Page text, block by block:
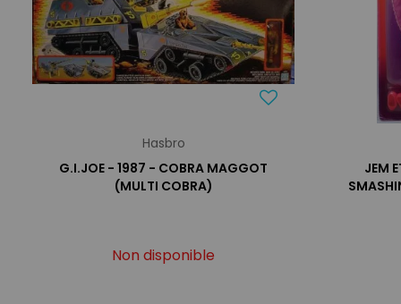
Hasbro
G.I.JOE - 1987 - COBRA MAGGOT
(MULTI COBRA)
Non disponible
JEM